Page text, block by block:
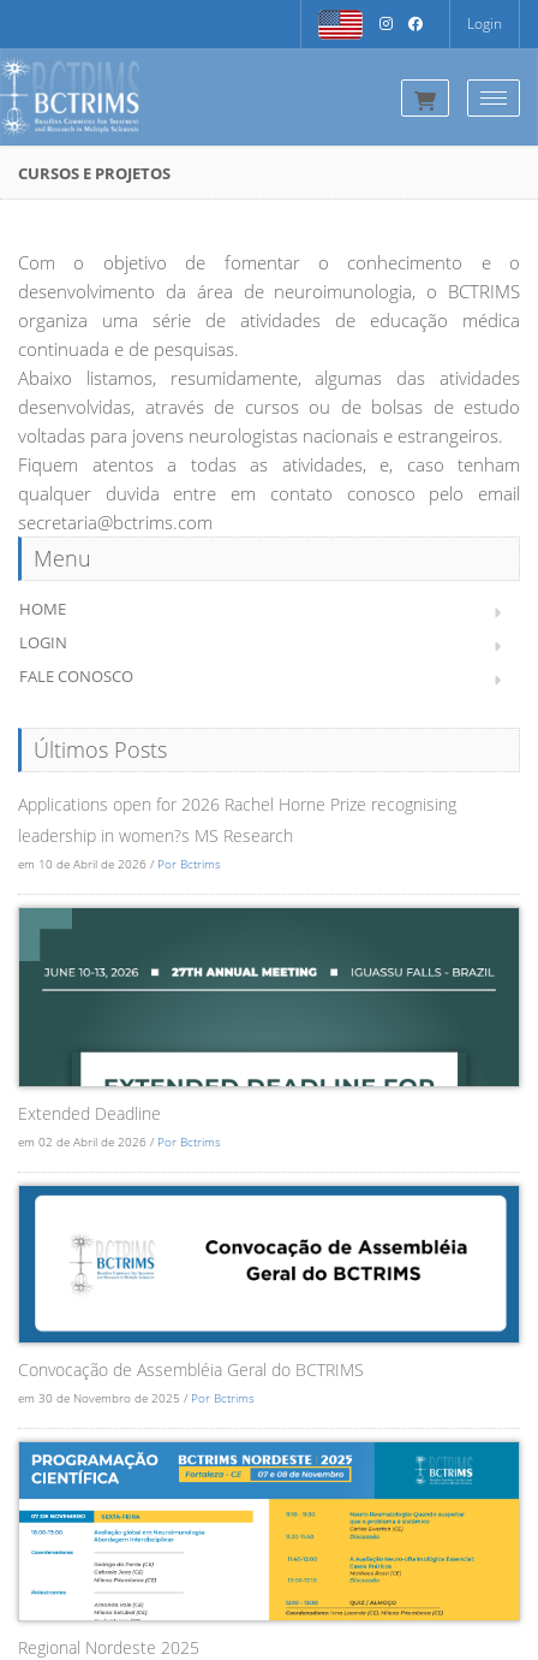
Login
CURSOS E PROJETOS
Com o objetivo de fomentar o conhecimento e o
desenvolvimento da área de neuroimunologia, o BCTRIMS
organiza uma série de atividades de educação médica
continuada e de pesquisas.
Abaixo listamos, resumidamente, algumas das atividades
desenvolvidas, através de cursos ou de bolsas de estudo
voltadas para jovens neurologistas nacionais e estrangeiros.
Fiquem atentos a todas as atividades, e, caso tenham
qualquer duvida entre em contato conosco pelo email
secretaria@bctrims.com
Menu
HOME
LOGIN
FALE CONOSCO
Últimos Posts
Applications open for 2026 Rachel Horne Prize recognising
leadership in women?s MS Research
em 10 de Abril de 2026 / Por Bctrims
Extended Deadline
em 02 de Abril de 2026 / Por Bctrims
Convocação de Assembléia Geral do BCTRIMS
em 30 de Novembro de 2025 / Por Bctrims
Regional Nordeste 2025